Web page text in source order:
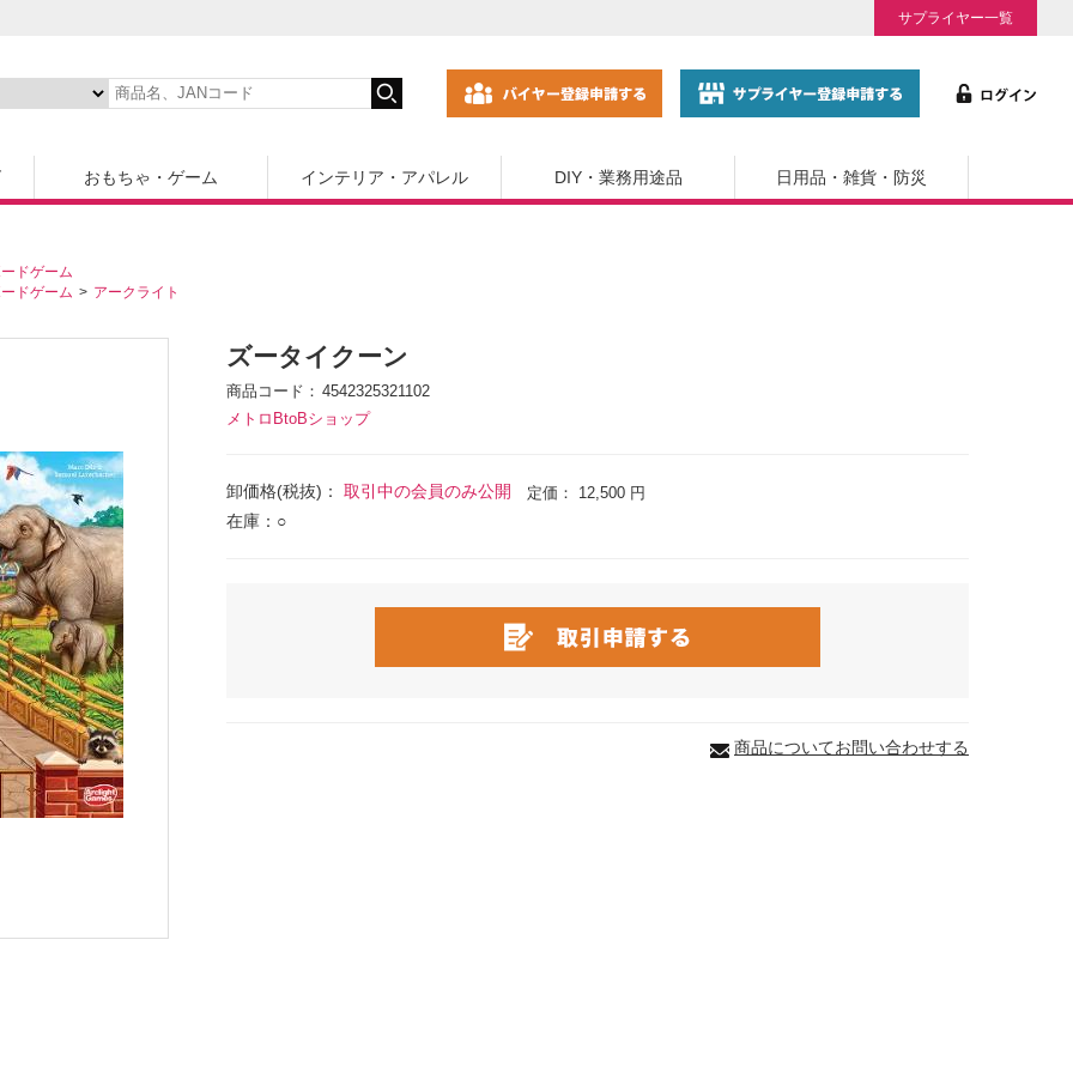
サプライヤー一覧
おもちゃ・ゲーム インテリア・アパレル DIY・業務用途品 日用品・雑貨・防災
ドゲーム
ドゲーム
アークライト
ズータイクーン
商品コード
4542325321102
メトロBtoBショップ
卸価格(税抜)： 取引中の会員のみ公開 定価： 12,500 円
在庫：○
商品についてお問い合わせする